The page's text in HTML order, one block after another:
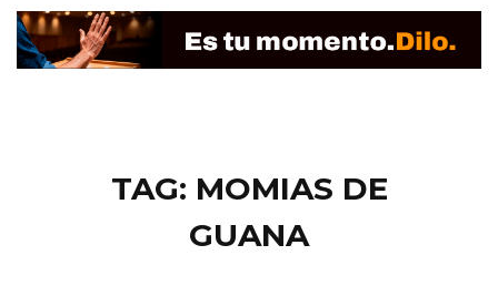
TAG: MOMIAS DE
GUANA